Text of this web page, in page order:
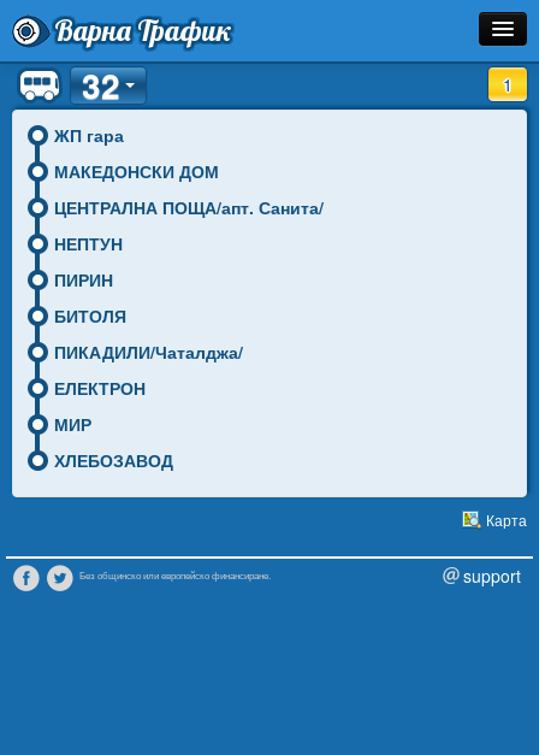
Варна Трафик
Спирка
Линия
Разписание
Инфо
1
32
ЖП гара
МАКЕДОНСКИ ДОМ
ЦЕНТРАЛНА ПОЩА/апт. Санита/
НЕПТУН
ПИРИН
БИТОЛЯ
ПИКАДИЛИ/Чаталджа/
ЕЛЕКТРОН
МИР
ХЛЕБОЗАВОД
Карта
Без общинско или европейско финансиране. support